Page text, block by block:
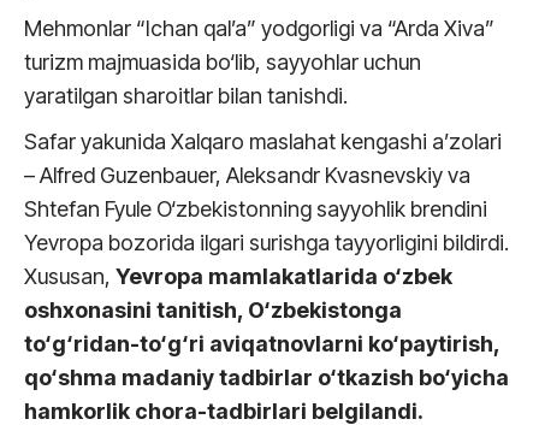
Mehmonlar “Ichan qal’a” yodgorligi va “Arda Xiva”
turizm majmuasida bo‘lib, sayyohlar uchun
yaratilgan sharoitlar bilan tanishdi.
Safar yakunida Xalqaro maslahat kengashi a’zolari
– Alfred Guzenbauer, Aleksandr Kvasnevskiy va
Shtefan Fyule O‘zbekistonning sayyohlik brendini
Yevropa bozorida ilgari surishga tayyorligini bildirdi.
Xususan, Yevropa mamlakatlarida o‘zbek
oshxonasini tanitish, O‘zbekistonga
to‘g‘ridan-to‘g‘ri aviqatnovlarni ko‘paytirish,
qo‘shma madaniy tadbirlar o‘tkazish bo‘yicha
hamkorlik chora-tadbirlari belgilandi.